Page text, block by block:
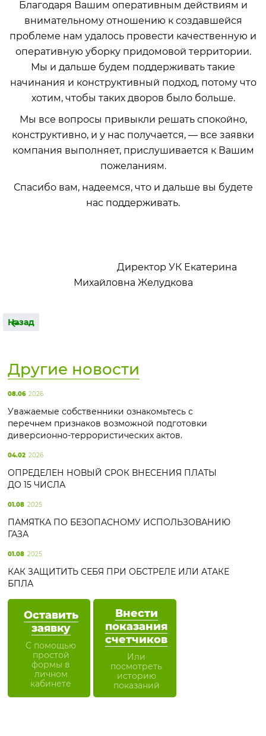
Благодаря Вашим оперативным действиям и
внимательному отношению к создавшейся
проблеме нам удалось провести качественную и
оперативную уборку придомовой территории.
Мы и дальше будем поддерживать такие
начинания и конструктивный подход, потому что
хотим, чтобы таких дворов было больше.
Мы все вопросы привыкли решать спокойно,
конструктивно, и у нас получается, — все заявки
компания выполняет, прислушивается к Вашим
пожеланиям.
Спасибо вам, надеемся, что и дальше вы будете
нас поддерживать.
Директор УК Екатерина
Михайловна Желудкова
Назад
Оставить
заявку
С помощью
простой
формы в
личном
кабинете
Внести
показания
счетчиков
Или
посмотреть
историю
показаний
Другие новости
08.06 2026
Уважаемые собственники ознакомьтесь с
перечнем признаков возможной подготовки
диверсионно-террористических актов.
04.02 2026
ОПРЕДЕЛЕН НОВЫЙ СРОК ВНЕСЕНИЯ ПЛАТЫ
ДО 15 ЧИСЛА
01.08 2025
ПАМЯТКА ПО БЕЗОПАСНОМУ ИСПОЛЬЗОВАНИЮ
ГАЗА
01.08 2025
КАК ЗАЩИТИТЬ СЕБЯ ПРИ ОБСТРЕЛЕ ИЛИ АТАКЕ
БПЛА